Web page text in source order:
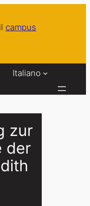
campus
Italiano
zur
der